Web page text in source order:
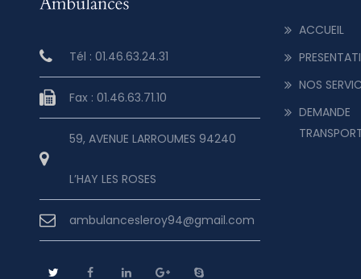
Tél : 01.46.63.24.31
Fax : 01.46.63.71.10
59, AVENUE LARROUMES 94240
L’HAY LES ROSES
ambulancesleroy94@gmail.com
ACCUEIL
NOS
DEMANDE